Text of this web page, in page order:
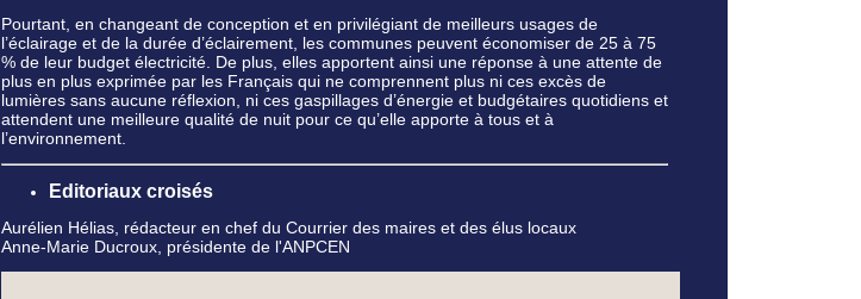
Pourtant, en changeant de conception et en privilégiant de meilleurs usages de
l’éclairage et de la durée d’éclairement, les communes peuvent économiser de 25 à 75
% de leur budget électricité. De plus, elles apportent ainsi une réponse à une attente de
plus en plus exprimée par les Français qui ne comprennent plus ni ces excès de
lumières sans aucune réflexion, ni ces gaspillages d’énergie et budgétaires quotidiens et
attendent une meilleure qualité de nuit pour ce qu’elle apporte à tous et à
l’environnement.
Editoriaux croisés
Aurélien Hélias, rédacteur en chef du Courrier des maires et des élus locaux
Anne-Marie Ducroux, présidente de l'ANPCEN